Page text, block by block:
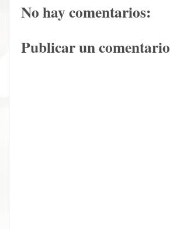
No hay comentarios:
Publicar un comentario